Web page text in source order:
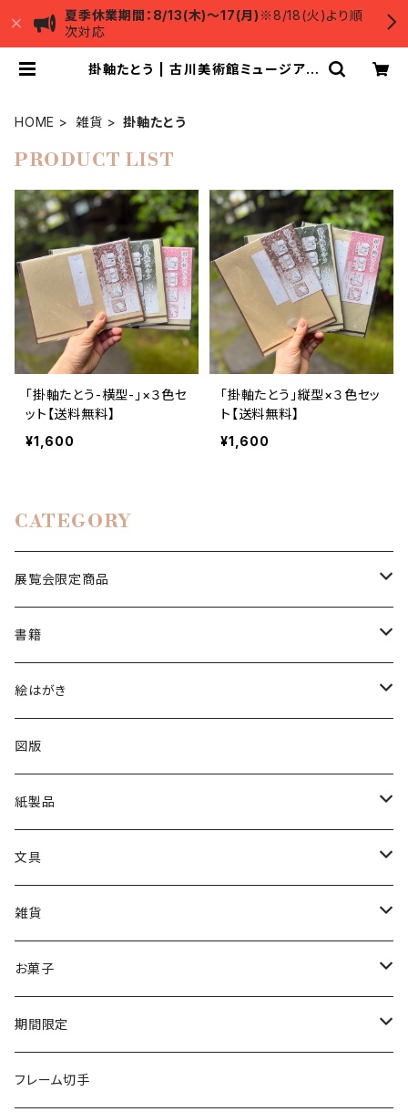
夏季休業期間：8/13(木)～17(月) ※8/18(火)より順
次対応
掛軸たとう | 古川美術館ミュージアム
HOME 雑貨 掛軸たとう
PRODUCT LIST
「掛軸たとう-横型-」×３色セ
ット【送料無料】
¥1,600
「掛軸たとう」縦型×３色セッ
ト【送料無料】
¥1,600
CATEGORY
展覧会限定商品
絵はがき
2024印象派展
2025日本画家 長谷川喜久展
陶磁器
図録
出品作家商品
カレンダー
メガネ拭き
クリアファイル
2024印象派展
書籍
図録
冊子
絵はがき
所蔵品絵はがき
日本画
洋画
分館爲三郎記念館絵はがき
展覧会限定
印象派展
山本眞輔・澄江・真希展2026
図版
紙製品
一筆箋
その他
文具
筆記用具
クリアファイル
リングノート（A5サイズ）
一筆箋
雑貨
あぶらとり紙
懐紙
ストラップ
お菓子
7D
ドライマンゴー
７D
期間限定
受注生産
フレーム切手